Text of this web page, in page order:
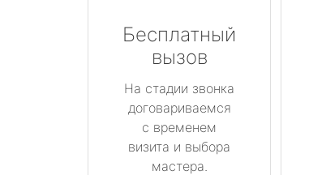
Бесплатный
вызов
На стадии звонка
договариваемся
с временем
визита и выбора
мастера.